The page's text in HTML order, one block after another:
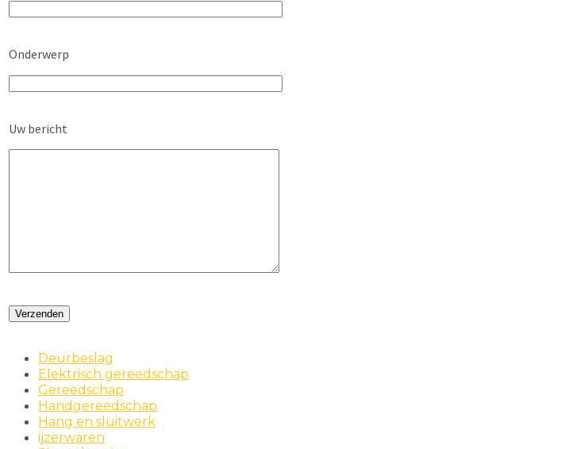
Onderwerp
Uw bericht
Deurbeslag
Elektrisch gereedschap
Gereedschap
Handgereedschap
Hang en sluitwerk
ijzerwaren